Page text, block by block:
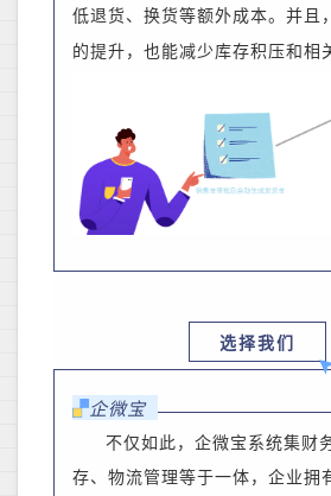
低退货、换货等额外成本。 并且，
的提升，也能减少库存积压和相
选择我们
企微宝
不仅如此，企微宝系统集财
存、物流管理等于一体，企业拥